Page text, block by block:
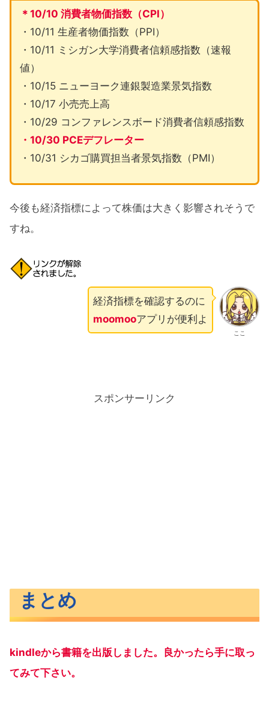
＊10/10 消費者物価指数（CPI）
・10/11 生産者物価指数（PPI）
・10/11 ミシガン大学消費者信頼感指数（速報
値）
・10/15 ニューヨーク連銀製造業景気指数
・10/17 小売売上高
・10/29 コンファレンスボード消費者信頼感指数
・10/30 PCEデフレーター
・10/31 シカゴ購買担当者景気指数（PMI）
今後も経済指標によって株価は大きく影響されそうで
すね。
ここ
経済指標を確認するのに
moomooアプリが便利よ
スポンサーリンク
まとめ
kindleから書籍を出版しました。良かったら手に取っ
てみて下さい。